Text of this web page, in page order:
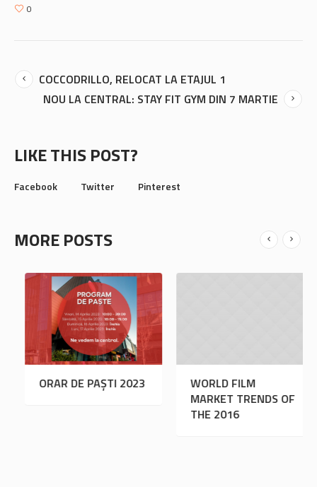
0
COCCODRILLO, RELOCAT LA ETAJUL 1
NOU LA CENTRAL: STAY FIT GYM DIN 7 MARTIE
LIKE THIS POST?
Facebook Twitter Pinterest
MORE POSTS
ORAR DE PAȘTI 2023